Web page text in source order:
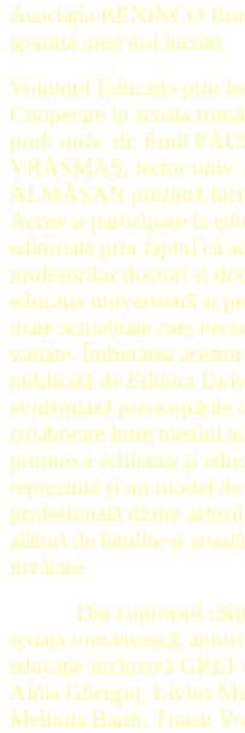
Asociația RENINCO
apariția unei noi lucrări.
Volumul Educația prin
Cooperare în școala
prof. univ. dr. Emil
VRĂSMAȘ, lector univ.
ALMĂȘAN prezintă
Acces și participare la
editorială prin faptul că
profesorilor doctori și
educația universitară și
mare actualitate care
variate. Îmbinarea
publicată de Editura
evidențiază preocupările
colaborare între mediul
promova echitatea și
reprezintă și un model
profesională dintre
alături de familie și
învățare.
Din cuprinsul cărții:
școala românească,
educație incluzivă
Alois Gherguț, Livius
Melinda Barth, Traian